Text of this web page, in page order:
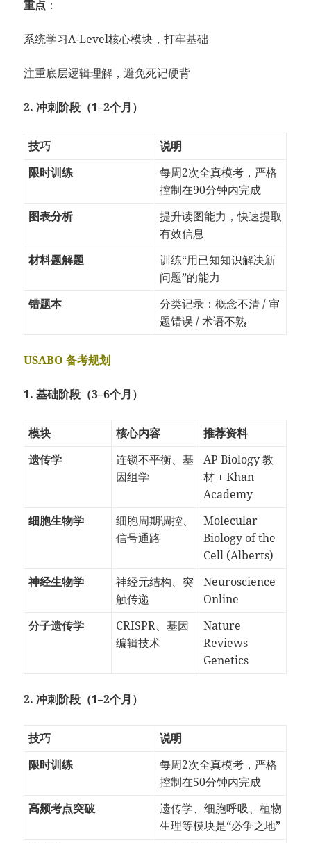
重点 ：
系统学习A-Level核心模块，打牢基础
注重底层逻辑理解，避免死记硬背
2. 冲刺阶段（1–2个月）
技巧
说明
限时训练
每周2次全真模考，严格
控制在90分钟内完成
图表分析
提升读图能力，快速提取
有效信息
材料题解题
训练“用已知知识解决新
问题”的能力
错题本
分类记录：概念不清 / 审
题错误 / 术语不熟
USABO 备考规划
1. 基础阶段（3–6个月）
模块 核心内容
推荐资料
遗传学
连锁不平衡、基
因组学
AP Biology 教
材 + Khan
Academy
细胞生物学
细胞周期调控、
信号通路
Molecular
Biology of the
Cell (Alberts)
神经生物学
神经元结构、突
触传递
Neuroscience
Online
分子遗传学
CRISPR、基因
编辑技术
Nature
Reviews
Genetics
2. 冲刺阶段（1–2个月）
技巧
说明
限时训练
每周2次全真模考，严格
控制在50分钟内完成
高频考点突破
遗传学、细胞呼吸、植物
生理等模块是“必争之地”